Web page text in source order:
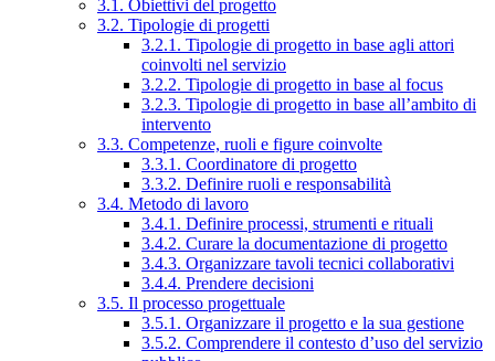
3.1. Obiettivi del progetto
3.2. Tipologie di progetti
3.2.1. Tipologie di progetto in base agli attori
coinvolti nel servizio
3.2.2. Tipologie di progetto in base al focus
3.2.3. Tipologie di progetto in base all’ambito di
intervento
3.3. Competenze, ruoli e figure coinvolte
3.3.1. Coordinatore di progetto
3.3.2. Definire ruoli e responsabilità
3.4. Metodo di lavoro
3.4.1. Definire processi, strumenti e rituali
3.4.2. Curare la documentazione di progetto
3.4.3. Organizzare tavoli tecnici collaborativi
3.4.4. Prendere decisioni
3.5. Il processo progettuale
3.5.1. Organizzare il progetto e la sua gestione
3.5.2. Comprendere il contesto d’uso del servizio